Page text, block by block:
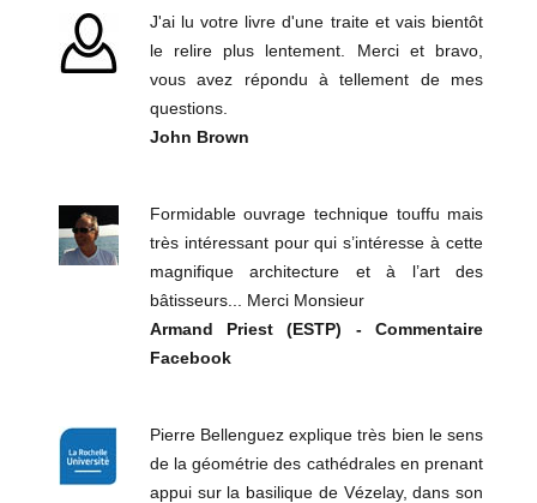
J'ai lu votre livre d'une traite et vais bientôt
le relire plus lentement. Merci et bravo,
vous avez répondu à tellement de mes
questions.
John Brown
Formidable ouvrage technique touffu mais
très intéressant pour qui s’intéresse à cette
magnifique architecture et à l’art des
bâtisseurs... Merci Monsieur
Armand Priest (ESTP) - Commentaire
Facebook
Pierre Bellenguez explique très bien le sens
de la géométrie des cathédrales en prenant
appui sur la basilique de Vézelay, dans son